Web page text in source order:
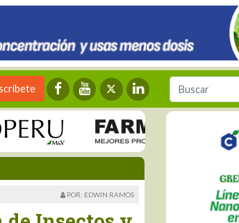
POR: EDWIN RAMOS